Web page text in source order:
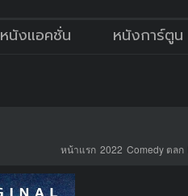
หนังแอคชั่น หนังการ์ตูน
หน้าแรก 2022 Comedy ตลก